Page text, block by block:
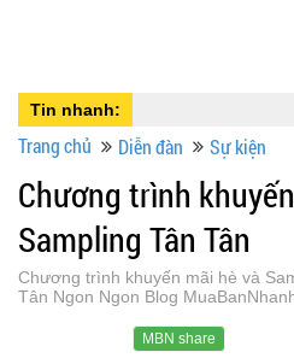
Tin nhanh:
Trang chủ Diễn đàn Sự kiện
Chương trình
Sampling Tân Tân
Chương trình khuyến mãi hè và
Tân Ngon Ngon Blog
MBN share